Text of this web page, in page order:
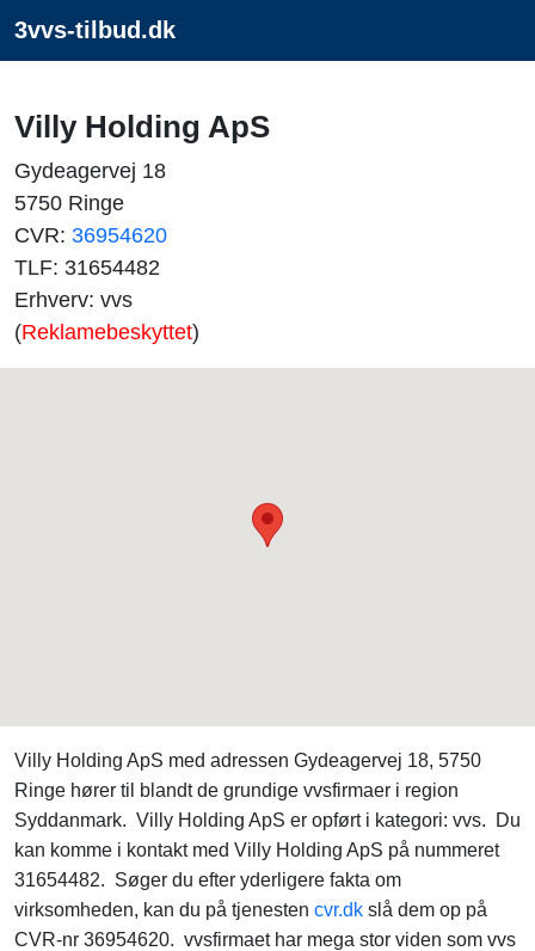
3vvs-tilbud.dk
Villy Holding ApS
Gydeagervej 18
5750 Ringe
CVR: 36954620
TLF: 31654482
Erhverv: vvs
(Reklamebeskyttet)
Villy Holding ApS med adressen Gydeagervej 18, 5750
Ringe hører til blandt de grundige vvsfirmaer i region
Syddanmark. Villy Holding ApS er opført i kategori: vvs. Du
kan komme i kontakt med Villy Holding ApS på nummeret
31654482. Søger du efter yderligere fakta om
virksomheden, kan du på tjenesten cvr.dk slå dem op på
CVR-nr 36954620. vvsfirmaet har mega stor viden som vvs